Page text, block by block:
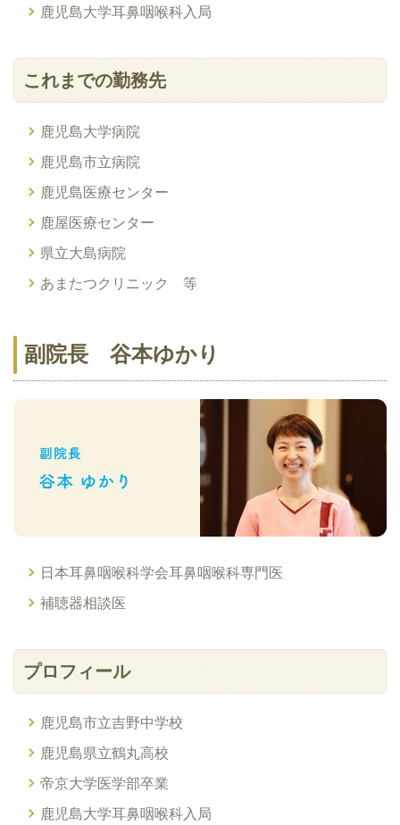
鹿児島大学耳鼻咽喉科入局
これまでの勤務先
鹿児島大学病院
鹿児島市立病院
鹿児島医療センター
鹿屋医療センター
県立大島病院
あまたつクリニック 等
副院長 谷本ゆかり
日本耳鼻咽喉科学会耳鼻咽喉科専門医
補聴器相談医
プロフィール
鹿児島市立吉野中学校
鹿児島県立鶴丸高校
帝京大学医学部卒業
鹿児島大学耳鼻咽喉科入局